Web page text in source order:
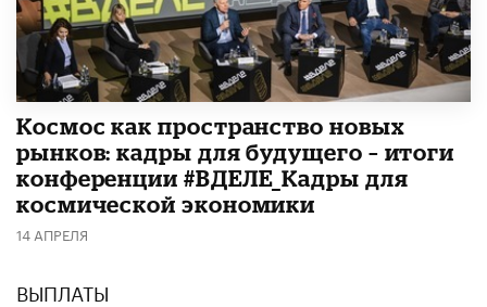
Космос как пространство новых
рынков: кадры для будущего – итоги
конференции #ВДЕЛЕ_Кадры для
космической экономики
14 АПРЕЛЯ
ВЫПЛАТЫ